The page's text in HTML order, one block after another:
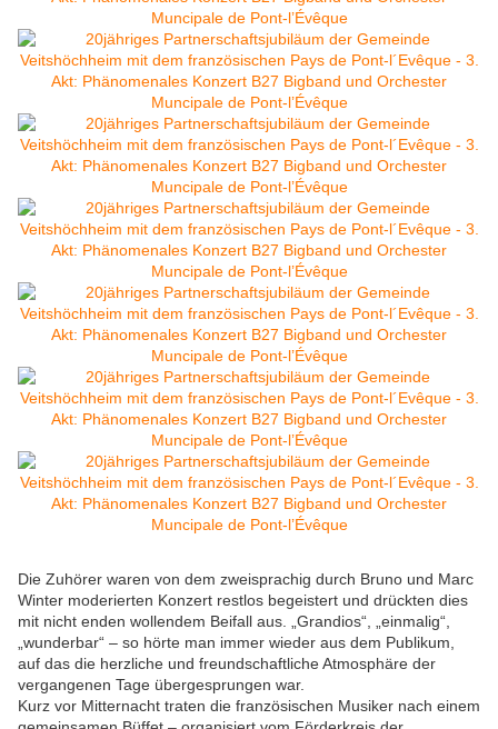
Die Zuhörer waren von dem zweisprachig durch Bruno und Marc
Winter moderierten Konzert restlos begeistert und drückten dies
mit nicht enden wollendem Beifall aus. „Grandios“, „einmalig“,
„wunderbar“ – so hörte man immer wieder aus dem Publikum,
auf das die herzliche und freundschaftliche Atmosphäre der
vergangenen Tage übergesprungen war.
Kurz vor Mitternacht traten die französischen Musiker nach einem